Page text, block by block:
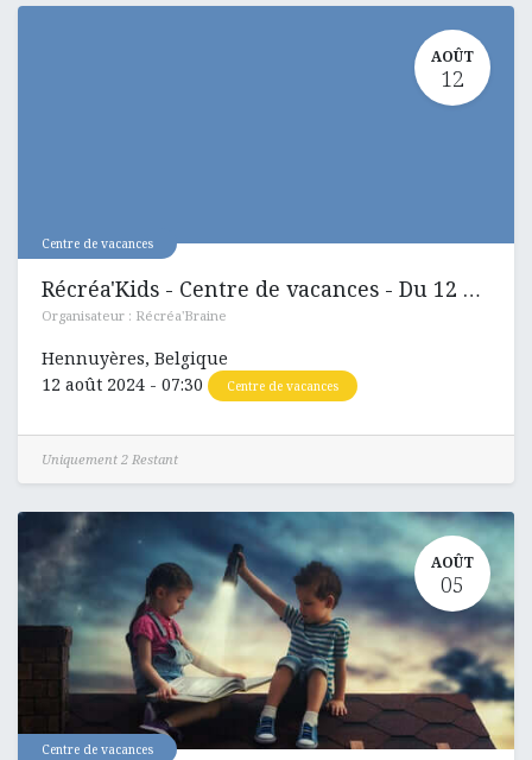
AOÛT
12
Centre de vacances
Récréa'Kids - Centre de vacances - Du 12 au 16 aout 2024
Organisateur : Récréa'Braine
Hennuyères, Belgique
12 août 2024 - 07:30 Centre de vacances
Uniquement 2 Restant
AOÛT
05
Centre de vacances